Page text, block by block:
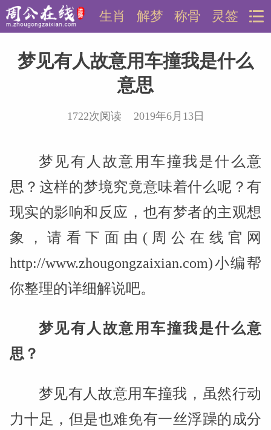
灵签
称骨
解梦
生肖
梦见有人故意用车撞我是什么
意思
1722次阅读 2019年6月13日
梦见有人故意用车撞我是什么意
思？这样的梦境究竟意味着什么呢？有
现实的影响和反应，也有梦者的主观想
象，请看下面由(周公在线官网
http://www.zhougongzaixian.com)小编帮
你整理的详细解说吧。
梦见有人故意用车撞我是什么意
思？
梦见有人故意用车撞我，虽然行动
力十足，但是也难免有一丝浮躁的成分